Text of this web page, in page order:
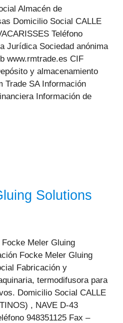
Almacén de
Domicilio Social CALLE
Teléfono
Jurídica Sociedad anónima
www.rmtrade.es CIF
y almacenamiento
Trade SA Información
Información de
Solutions
Meler Gluing
Focke Meler Gluing
Fabricación y
termodifusora para
Domicilio Social CALLE
, NAVE D-43
948351125 Fax –